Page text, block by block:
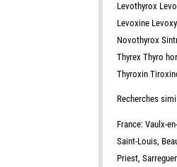
Levothyrox
Levoxine
Novothyrox
Thyrex Thyro
Thyroxin
Recherches
France: Vaulx-
Saint-Louis,
Priest,